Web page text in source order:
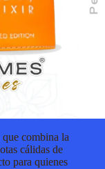
combina la
cálidas de
para quienes